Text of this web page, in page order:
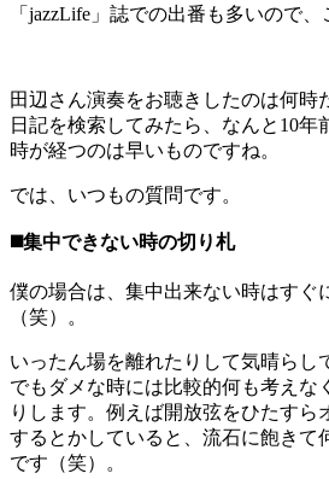
「jazzLife」誌での出番も多いので、
田辺さん演奏をお聴きしたのは何時
日記を検索してみたら、なんと10年
時が経つのは早いものですね。
では、いつもの質問です。
◼️集中できない時の切り札
僕の場合は、集中出来ない時はすぐ
（笑）。
いったん場を離れたりして気晴らし
でもダメな時には比較的何も考えな
りします。例えば開放弦をひたすら
するとかしていると、流石に飽きて
です（笑）。